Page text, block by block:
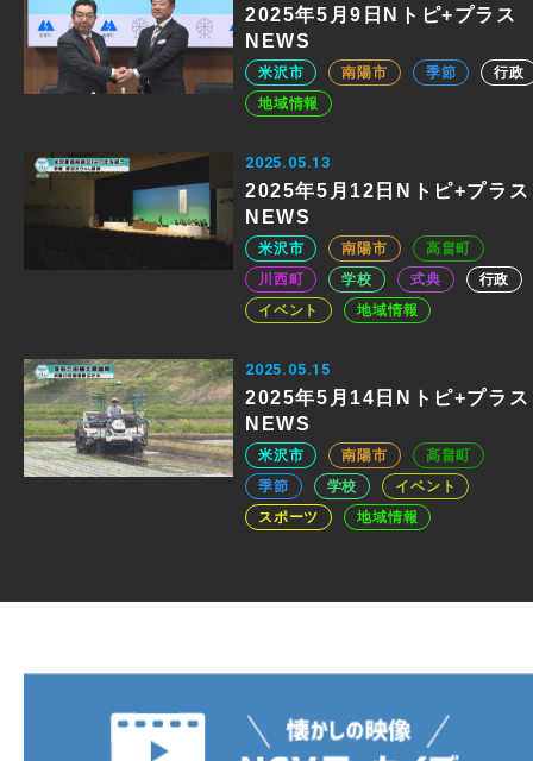
2025年5月9日Nトピ+プラス
NEWS
米沢市 南陽市 季節
行政
地域情報
2025.05.13
2025年5月12日Nトピ+プラス
NEWS
米沢市 南陽市
高畠町
川西町
学校 式典
行政
イベント
地域情報
2025.05.15
2025年5月14日Nトピ+プラス
NEWS
米沢市 南陽市
高畠町
季節
学校
イベント
スポーツ
地域情報